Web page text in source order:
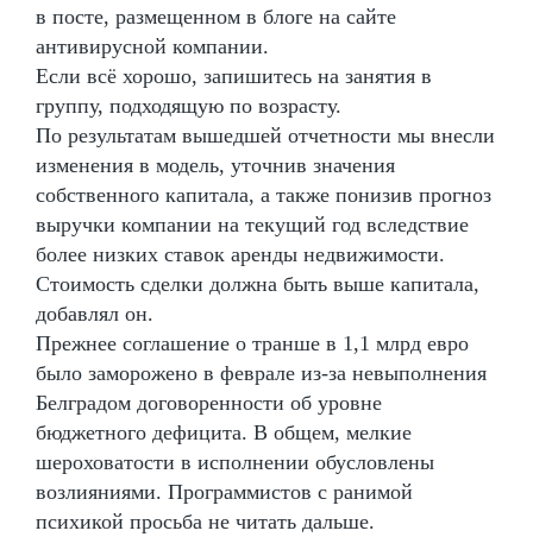
в посте, размещенном в блоге на сайте
антивирусной компании.
Если всё хорошо, запишитесь на занятия в
группу, подходящую по возрасту.
По результатам вышедшей отчетности мы внесли
изменения в модель, уточнив значения
собственного капитала, а также понизив прогноз
выручки компании на текущий год вследствие
более низких ставок аренды недвижимости.
Стоимость сделки должна быть выше капитала,
добавлял он.
Прежнее соглашение о транше в 1,1 млрд евро
было заморожено в феврале из-за невыполнения
Белградом договоренности об уровне
бюджетного дефицита. В общем, мелкие
шероховатости в исполнении обусловлены
возлияниями. Программистов с ранимой
психикой просьба не читать дальше.